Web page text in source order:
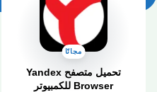
مجانًا
تحميل متصفح Yandex
Browser للكمبيوتر​